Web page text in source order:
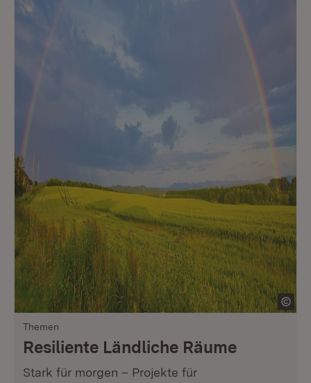
Themen
Resiliente Ländliche Räume
Stark für morgen – Projekte für